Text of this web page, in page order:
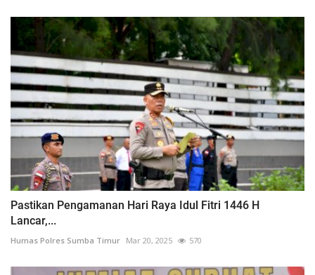
Pastikan Pengamanan Hari Raya Idul Fitri 1446 H
Lancar,...
Humas Polres Sumba Timur Mar 20, 2025 570